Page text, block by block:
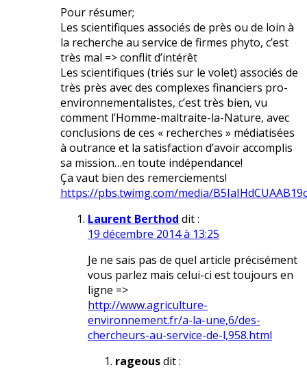
Pour résumer;
Les scientifiques associés de près ou de loin à
la recherche au service de firmes phyto, c’est
très mal => conflit d’intérêt
Les scientifiques (triés sur le volet) associés de
très près avec des complexes financiers pro-
environnementalistes, c’est très bien, vu
comment l’Homme-maltraite-la-Nature, avec
conclusions de ces « recherches » médiatisées
à outrance et la satisfaction d’avoir accomplis
sa mission…en toute indépendance!
Ça vaut bien des remerciements!
https://pbs.twimg.com/media/
Laurent Berthod dit :
19 décembre 2014 à 13:25
Je ne sais pas de quel article précisément
vous parlez mais celui-ci est toujours en
ligne =>
http://www.agriculture-
environnement.fr/a-la-une,6/des-
chercheurs-au-service-de-l,958.html
rageousdit :